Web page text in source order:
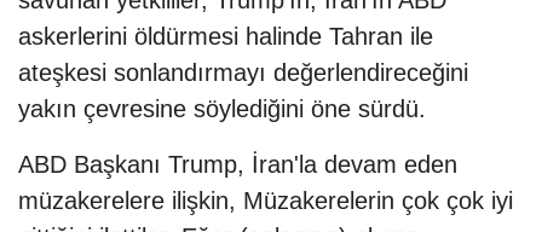
askerlerini öldürmesi halinde Tahran ile
ateşkesi sonlandırmayı değerlendireceğini
yakın çevresine söylediğini öne sürdü.
ABD Başkanı Trump, İran'la devam eden
müzakerelere ilişkin, Müzakerelerin çok çok iyi